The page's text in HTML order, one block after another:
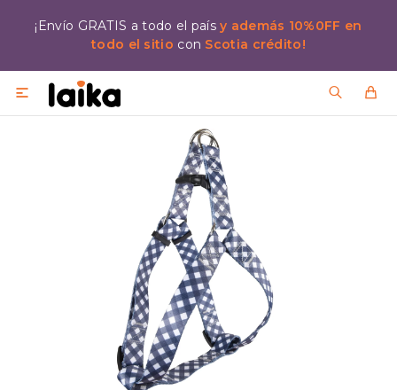
¡Envío GRATIS a todo el paísy además 10%0FF en
todo el sitio con Scotia crédito!
